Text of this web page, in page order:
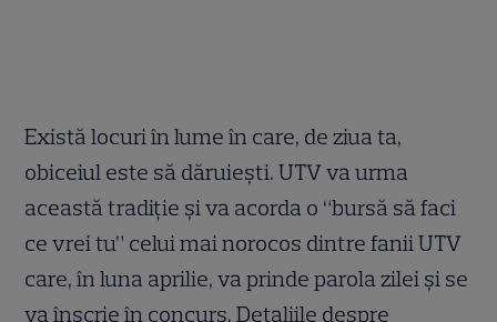
Există locuri în lume în care, de ziua ta,
obiceiul este să dăruiești. UTV va urma
această tradiție și va acorda o “bursă să faci
ce vrei tu” celui mai norocos dintre fanii UTV
care, în luna aprilie, va prinde parola zilei și se
va înscrie în concurs. Detaliile despre